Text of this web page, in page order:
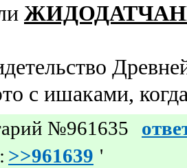
с ишаками,
№961635
>>961639 '